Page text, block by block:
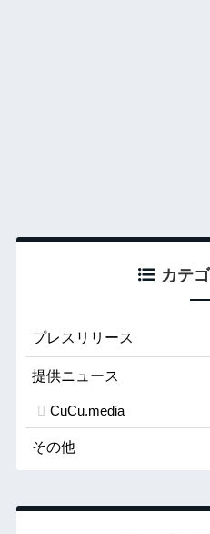
カテ
プレスリリース
提供ニュース
CuCu.media
その他